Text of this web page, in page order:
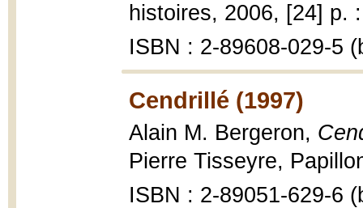
histoires, 2006, [24] p.
ISBN : 2-89608-029-5
Cendrillé (1997)
Alain M. Bergeron,
Pierre Tisseyre,
ISBN : 2-89051-629-6